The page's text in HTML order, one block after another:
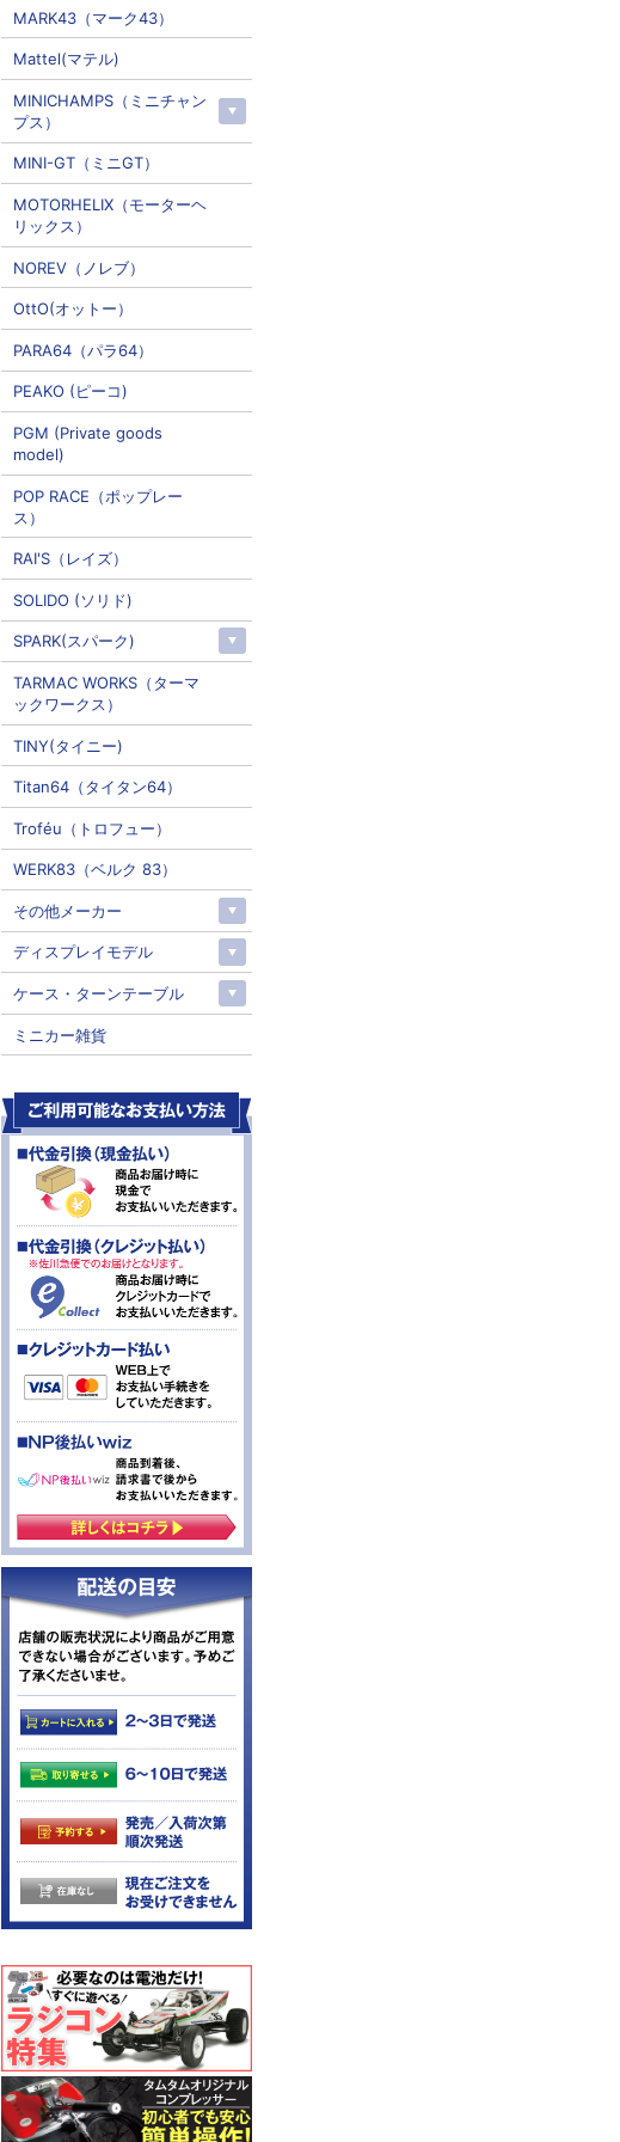
MARK43（マーク43）
Mattel(マテル)
MINICHAMPS（ミニチャン
プス）
MINI-GT（ミニGT）
MOTORHELIX（モーターヘ
リックス）
NOREV（ノレブ）
OttO(オットー）
PARA64（パラ64）
PEAKO (ピーコ)
PGM (Private goods
model)
POP RACE（ポップレー
ス）
RAI'S（レイズ）
SOLIDO (ソリド)
SPARK(スパーク)
TARMAC WORKS（ターマ
ックワークス）
TINY(タイニー)
Titan64（タイタン64）
Troféu（トロフュー）
WERK83（ベルク 83）
その他メーカー
ディスプレイモデル
ケース・ターンテーブル
ミニカー雑貨